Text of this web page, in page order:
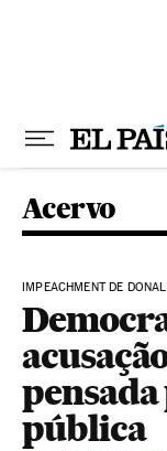
Acervo
IMPEACHMENT DE
pública